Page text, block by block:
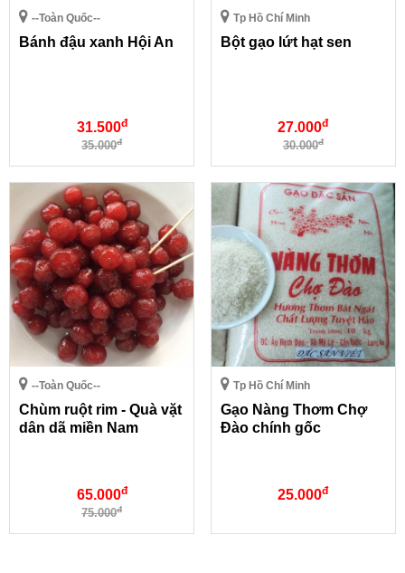
--Toàn Quốc--
Bánh đậu xanh Hội An
31.500đ
35.000đ
Tp Hồ Chí Minh
Bột gạo lứt hạt sen
27.000đ
30.000đ
--Toàn Quốc--
Chùm ruột rim - Quà vặt
dân dã miền Nam
65.000đ
75.000đ
Tp Hồ Chí Minh
Gạo Nàng Thơm Chợ
Đào chính gốc
25.000đ